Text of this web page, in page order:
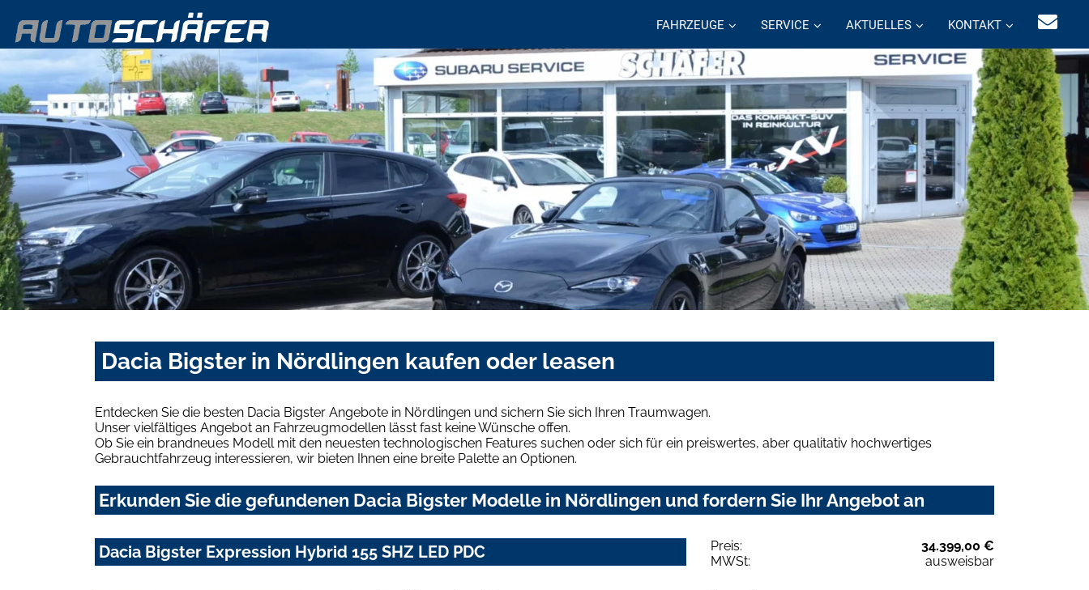
FAHRZEUGE SERVICE AKTUELLES KONTAKT
Dacia Bigster in Nördlingen kaufen oder leasen
Entdecken Sie die besten Dacia Bigster Angebote in Nördlingen und sichern Sie sich Ihren Traumwagen.
Unser vielfältiges Angebot an Fahrzeugmodellen lässt fast keine Wünsche offen.
Ob Sie ein brandneues Modell mit den neuesten technologischen Features suchen oder sich für ein preiswertes, aber qualitativ hochwertiges
Gebrauchtfahrzeug interessieren, wir bieten Ihnen eine breite Palette an Optionen.
Erkunden Sie die gefundenen Dacia Bigster Modelle in Nördlingen und fordern Sie Ihr Angebot an
Dacia Bigster Expression Hybrid 155 SHZ LED PDC Preis:
34.399,00 €
MWSt:
ausweisbar